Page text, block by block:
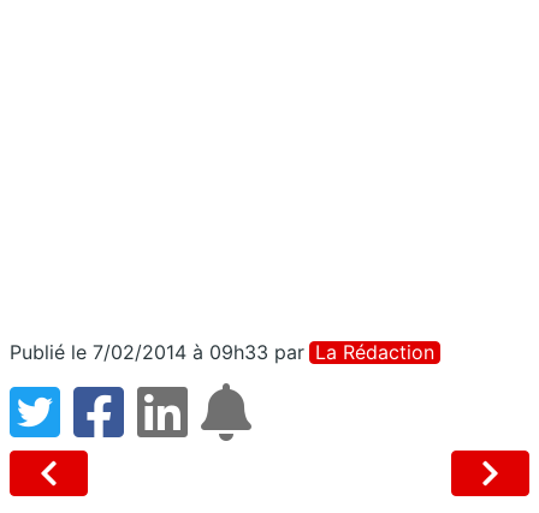
Publié le 7/02/2014 à 09h33 par La Rédaction